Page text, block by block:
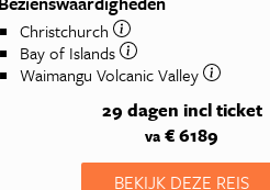
Christchurch
Bay of Islands
Waimangu Volcanic Valley
29 dagen incl ticket
va € 6189
BEKIJK DEZE REIS